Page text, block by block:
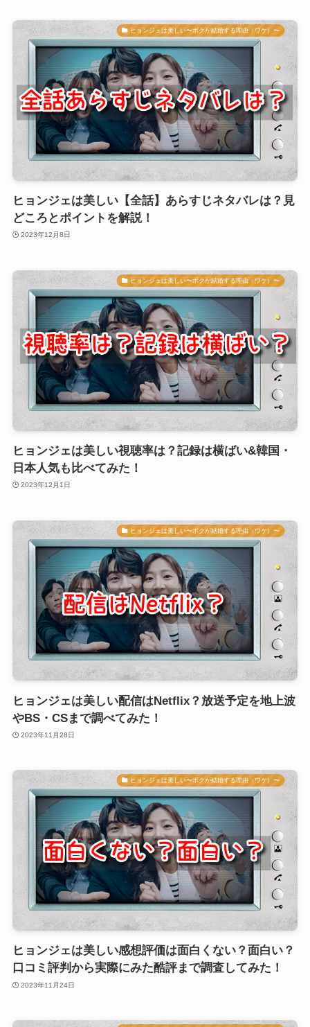
ヒョンジェは美しい〜ボクが結婚する理由（ワケ）〜
ヒョンジェは美しい【全話】あらすじネタバレは？見
どころとポイントを解説！
2023年12月8日
ヒョンジェは美しい〜ボクが結婚する理由（ワケ）〜
ヒョンジェは美しい視聴率は？記録は横ばい&韓国・
日本人気も比べてみた！
2023年12月1日
ヒョンジェは美しい〜ボクが結婚する理由（ワケ）〜
ヒョンジェは美しい配信はNetflix？放送予定を地上波
やBS・CSまで調べてみた！
2023年11月28日
ヒョンジェは美しい〜ボクが結婚する理由（ワケ）〜
ヒョンジェは美しい感想評価は面白くない？面白い？
口コミ評判から実際にみた酷評まで調査してみた！
2023年11月24日